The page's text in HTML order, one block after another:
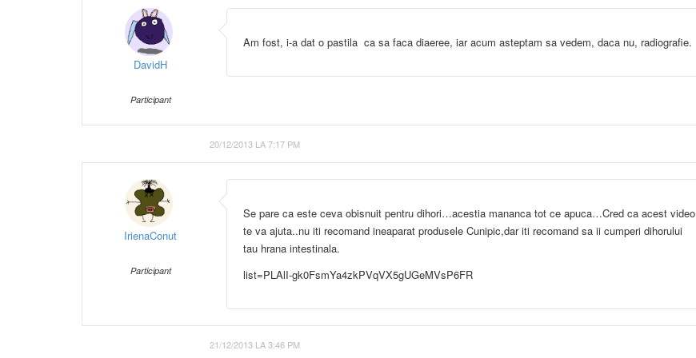
DavidH
Participant
Am fost, i-a dat o pastila ca sa faca diaeree, iar acum asteptam sa vedem, daca nu, radiografie.
20/12/2013 LA 7:17 PM
IrienaConut
Participant
Se pare ca este ceva obisnuit pentru dihori…acestia mananca tot ce apuca…Cred ca acest video
te va ajuta..nu iti recomand ineaparat produsele Cunipic,dar iti recomand sa ii cumperi dihorului
tau hrana intestinala.
list=PLAlI-gk0FsmYa4zkPVqVX5gUGeMVsP6FR
21/12/2013 LA 3:46 PM